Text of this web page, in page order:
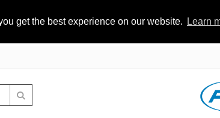
get the best experience on our website. Learn